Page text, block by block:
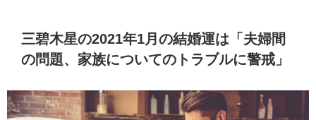
三碧木星の2021年1月の結婚運は「夫婦間
の問題、家族についてのトラブルに警戒」